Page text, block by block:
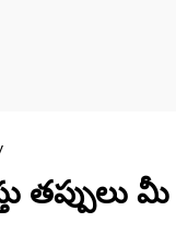
తప్పులు మీ